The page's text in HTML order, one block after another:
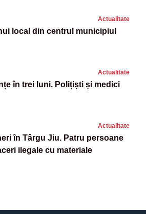
Actualitate
local din centrul municipiul
Actualitate
în trei luni. Polițiști și medici
Actualitate
în Târgu Jiu. Patru persoane
ilegale cu materiale